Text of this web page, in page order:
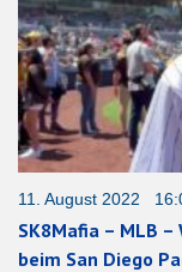
11. August 2022
SK8Mafia – MLB
beim San Diego